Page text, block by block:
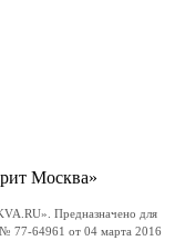
Москва»
Предназначено для
77-64961 от 04 марта 2016